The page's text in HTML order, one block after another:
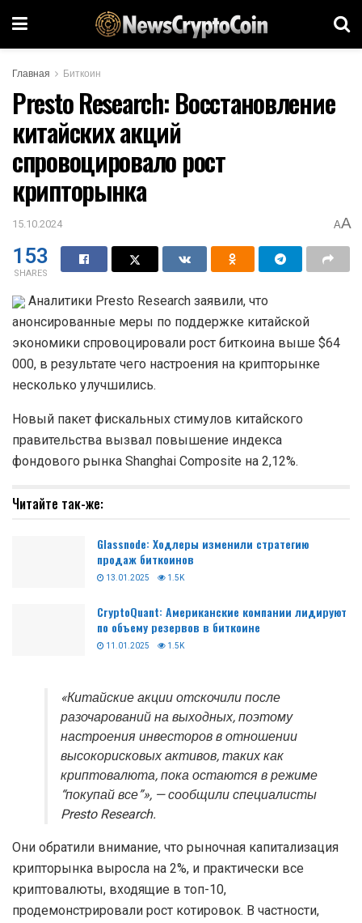
Главная Биткоин
Presto Research: Восстановление
китайских акций
спровоцировало рост
крипторынка
15.10.2024 AA
153
SHARES
Аналитики Presto Research заявили, что
анонсированные меры по поддержке китайской
экономики спровоцировали рост биткоина выше $64
000, в результате чего настроения на крипторынке
несколько улучшились.
Новый пакет фискальных стимулов китайского
правительства вызвал повышение индекса
фондового рынка Shanghai Composite на 2,12%.
Читайте так-же:
Glassnode: Ходлеры изменили стратегию
продаж биткоинов
13.01.2025 1.5K
CryptoQuant: Американские компании лидируют
по объему резервов в биткоине
11.01.2025 1.5K
«Китайские акции отскочили после
разочарований на выходных, поэтому
настроения инвесторов в отношении
высокорисковых активов, таких как
криптовалюта, пока остаются в режиме
“покупай все”», — сообщили специалисты
Presto Research.
Они обратили внимание, что рыночная капитализация
крипторынка выросла на 2%, и практически все
криптовалюты, входящие в топ-10,
продемонстрировали рост котировок. В частности,